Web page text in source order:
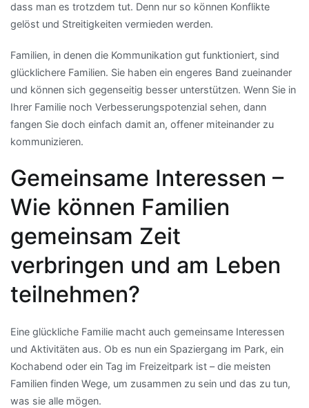
dass man es trotzdem tut. Denn nur so können Konflikte
gelöst und Streitigkeiten vermieden werden.
Familien, in denen die Kommunikation gut funktioniert, sind
glücklichere Familien. Sie haben ein engeres Band zueinander
und können sich gegenseitig besser unterstützen. Wenn Sie in
Ihrer Familie noch Verbesserungspotenzial sehen, dann
fangen Sie doch einfach damit an, offener miteinander zu
kommunizieren.
Gemeinsame Interessen –
Wie können Familien
gemeinsam Zeit
verbringen und am Leben
teilnehmen?
Eine glückliche Familie macht auch gemeinsame Interessen
und Aktivitäten aus. Ob es nun ein Spaziergang im Park, ein
Kochabend oder ein Tag im Freizeitpark ist – die meisten
Familien finden Wege, um zusammen zu sein und das zu tun,
was sie alle mögen.